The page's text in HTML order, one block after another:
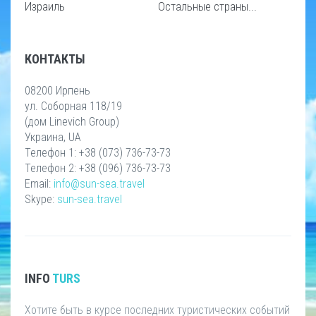
Израиль Остальные страны...
КОНТАКТЫ
08200 Ирпень
ул. Соборная 118/19
(дом Linevich Group)
Украина, UA
Телефон 1: +38 (073) 736-73-73
Телефон 2: +38 (096) 736-73-73
Email: info@sun-sea.travel
Skype: sun-sea.travel
INFO TURS
Хотите быть в курсе последних туристических событий